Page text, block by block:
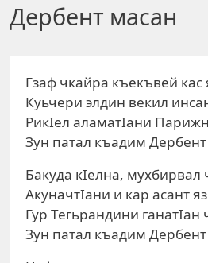
Дербент масан
Гзаф чкайра къекъвей кас
Куьчери элдин векил
РикIел аламатIани
Зун патал къадим
Бакуда кIелна, мухбирвал
АкуначтIани и кар асант
Гур Тегьрандини ганатIан
Зун патал къадим